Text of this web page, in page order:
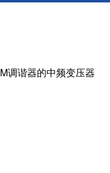
调谐器的中频变压器